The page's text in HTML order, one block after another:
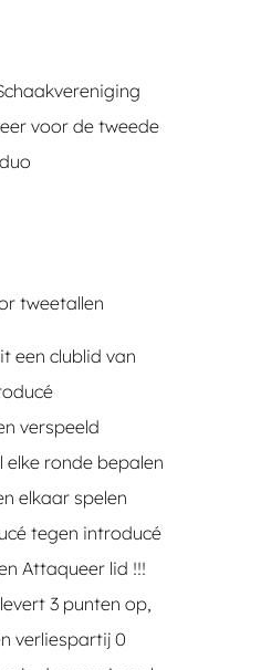
voor de tweede
tweetallen
een clublid van
verspeeld
elke ronde bepalen
elkaar spelen
tegen introducé
Attaqueer lid !!!
3 punten op,
verliespartij 0